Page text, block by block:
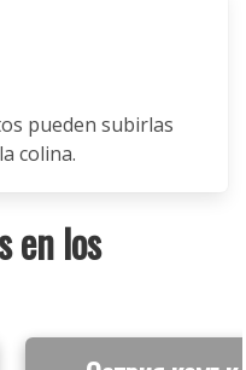
pueden subirlas
colina.
en los